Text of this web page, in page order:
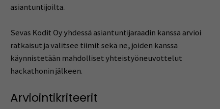
asiantuntijoilta.
Sevas Kodit Oy yhdessä asiantuntijaraadin kanssa arvioi
ratkaisut ja valitsee tiimit sekä ne, joiden kanssa
käynnistetään mahdolliset yhteistyöneuvottelut
hackathonin jälkeen.
Arviointikriteerit